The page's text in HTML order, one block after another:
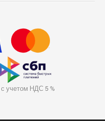
учетом НДС 5 %